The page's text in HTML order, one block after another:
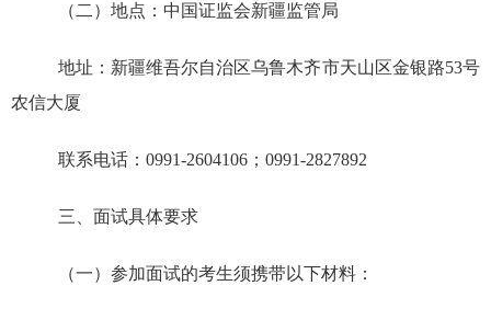
（二）地点：中国证监会新疆监管局
地址： 新疆维吾尔自治区乌鲁木齐市天山区金银路53号
农信大厦
联系电话： 0991-2604106； 0991-2827892
三、面试具体要求
（一）参加面试的考生须携带以下材料：